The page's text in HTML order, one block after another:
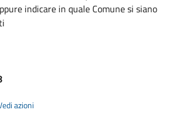
indicare in quale Comune si siano
azioni